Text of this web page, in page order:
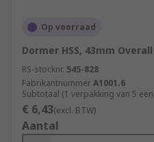
Op voorraad
Dormer HSS, 43mm
RS-stocknr. 545-828
FabrikantnummerA1001.6
Subtotaal (1 verpakking van 5
€ 6,43(excl. BTW)
Aantal